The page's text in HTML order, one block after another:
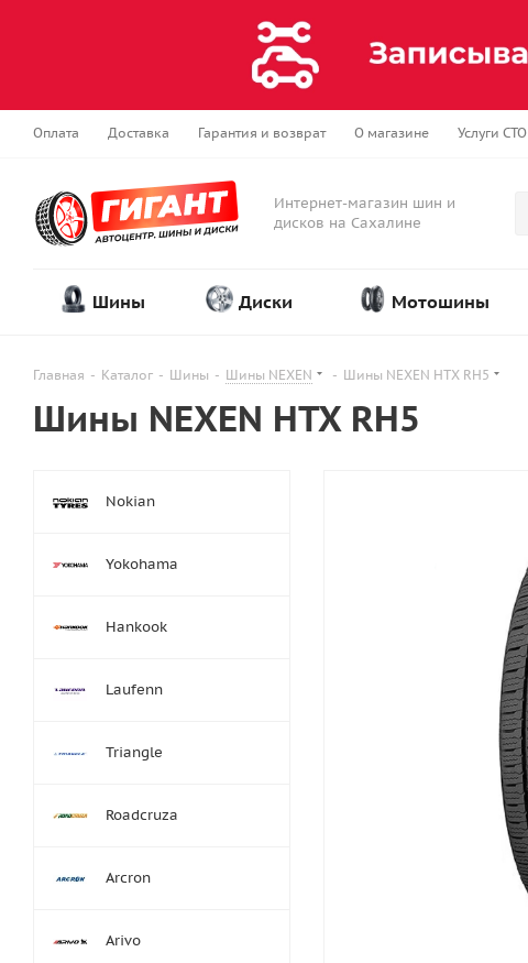
Оплата Доставка Гарантия и возврат О магазине Услуги СТО
Интернет-магазин шин и
дисков на Сахалине
Шины Диски Мотошины
Главная - Каталог - Шины - Шины NEXEN - Шины NEXEN HTX RH5
Шины NEXEN HTX RH5
Nokian
Yokohama
Hankook
Laufenn
Triangle
Roadcruza
Arcron
Arivo